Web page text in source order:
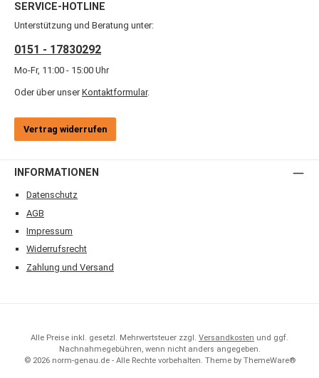
SERVICE-HOTLINE
Unterstützung und Beratung unter:
0151 - 17830292
Mo-Fr, 11:00 - 15:00 Uhr
Oder über unser Kontaktformular.
Vertrag widerrufen
INFORMATIONEN
Datenschutz
AGB
Impressum
Widerrufsrecht
Zahlung und Versand
Alle Preise inkl. gesetzl. Mehrwertsteuer zzgl. Versandkosten und ggf.
Nachnahmegebühren, wenn nicht anders angegeben.
© 2026 norm-genau.de - Alle Rechte vorbehalten. Theme by ThemeWare®